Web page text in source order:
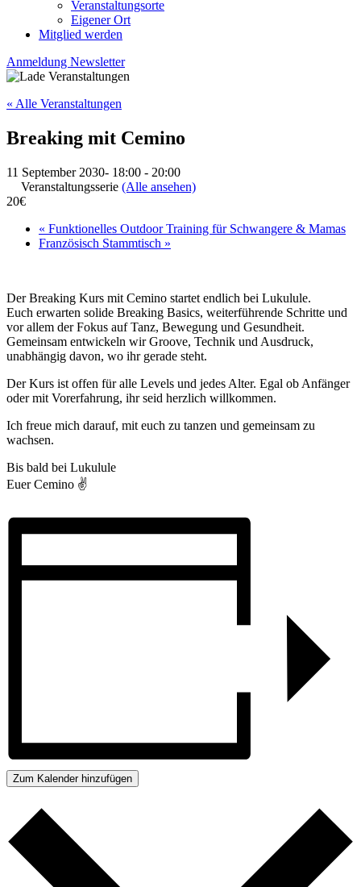
Veranstaltungsorte
Eigener Ort
Mitglied werden
Anmeldung Newsletter
« Alle Veranstaltungen
Breaking mit Cemino
11 September 2030- 18:00 - 20:00
Veranstaltungsserie (Alle ansehen)
20€
« Funktionelles Outdoor Training für Schwangere & Mamas
Französisch Stammtisch »
Der Breaking Kurs mit Cemino startet endlich bei Lukulule.
Euch erwarten solide Breaking Basics, weiterführende Schritte und
vor allem der Fokus auf Tanz, Bewegung und Gesundheit.
Gemeinsam entwickeln wir Groove, Technik und Ausdruck,
unabhängig davon, wo ihr gerade steht.
Der Kurs ist offen für alle Levels und jedes Alter. Egal ob Anfänger
oder mit Vorerfahrung, ihr seid herzlich willkommen.
Ich freue mich darauf, mit euch zu tanzen und gemeinsam zu
wachsen.
Bis bald bei Lukulule
Euer Cemino ✌️
Zum Kalender hinzufügen